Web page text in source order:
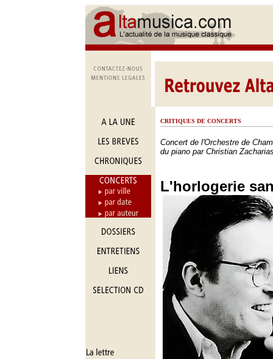
CRITIQUES DE CONCERTS
Concert de l'Orchestre de
du piano par Christian
L'horlogerie